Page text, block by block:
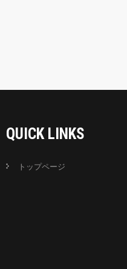
QUICK LINKS
トップページ